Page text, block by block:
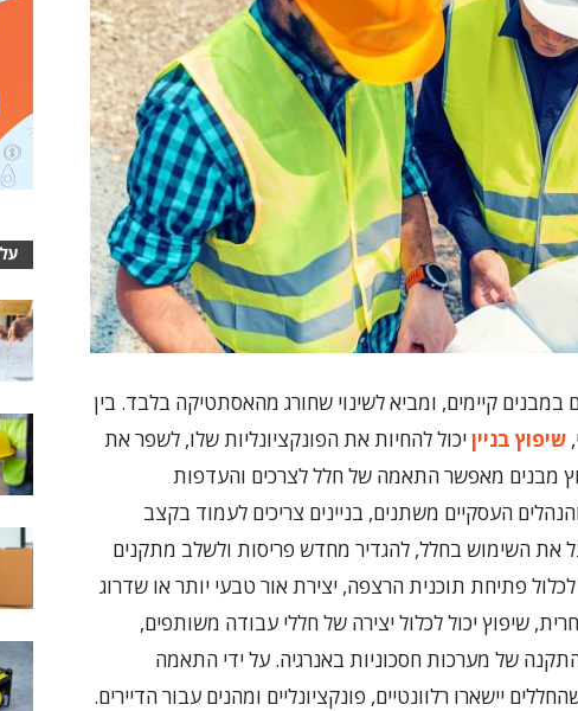
קיימים, ומביא לשינוי שחורג מהאסתטיקה בלבד. בין
שיפוץ בנייןיכול להחיות את הפונקציונליות שלו, לשפר את
מבנים מאפשר התאמה של חלל לצרכים והעדפות
העסקיים משתנים, בניינים צריכים לעמוד בקצב
את השימוש בחלל, להגדיר מחדש פריסות ולשלב מתקנים
לכלול פתיחת תוכנית הרצפה, יצירת אור טבעי יותר או שדרוג
שיפוץ יכול לכלול יצירה של חללי עבודה משותפים,
של מערכות חסכוניות באנרגיה. על ידי התאמה
יישארו רלוונטיים, פונקציונליים ומהנים עבור הדיירים.